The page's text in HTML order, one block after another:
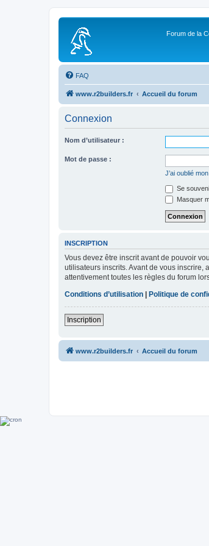
Forum de la
FAQ
www.r2builders.fr Accueil du forum
Connexion
Nom d’utilisateur :
Mot de passe :
J’ai oublié
Se
Masquer
INSCRIPTION
Vous devez être inscrit avant de pouvoir
utilisateurs inscrits. Avant de vous inscrire,
attentivement toutes les règles du forum
Conditions d’utilisation | Politique de
Inscription
www.r2builders.fr Accueil du forum